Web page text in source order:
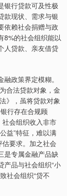
银行贷款可及性极
款现状、需求与银
依赖社会捐赠与政
8%的社会组织能以
人贷款、亲友借贷
政策界定模糊。
合法贷款对象，金
》，虽将贷款对象
行存在合规顾
社会组织收入非市
益”特征，难以满
要求。加之社会
是专属金融产品缺
产品与社会组织“小
社会组织“贷不